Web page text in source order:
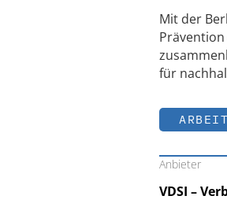
Mit der
für
Anbieter
VDSI –